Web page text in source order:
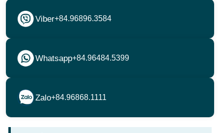
Viber+84.96896.3584
Whatsapp+84.96484.5399
Zalo+84.96868.1111